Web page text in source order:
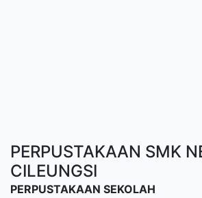
PERPUSTAKAAN SMK
CILEUNGSI
PERPUSTAKAAN SEKOLAH